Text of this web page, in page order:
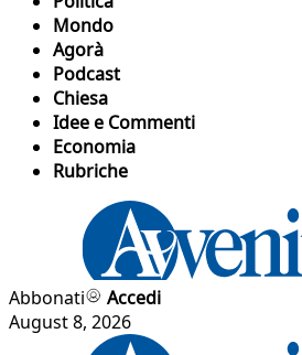
Mondo
Agorà
Podcast
Chiesa
Idee e Commenti
Economia
Rubriche
Abbonati
Accedi
August 8, 2026